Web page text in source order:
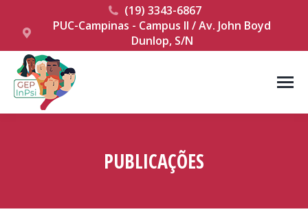
(19) 3343-6867
PUC-Campinas - Campus II / Av. John Boyd
Dunlop, S/N
PUBLICAÇÕES